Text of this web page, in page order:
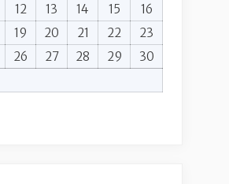
12 13 14 15
16
19 20 21 22
23
26 27 28 29
30